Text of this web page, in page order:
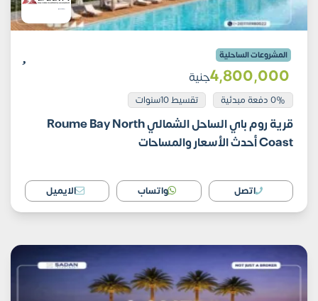
المشروعات الساحلية
4٬800٬000جنية
0% دفعة مبدئية تقسيط 10سنوات
قرية روم باي الساحل الشمالي Roume Bay North
Coast أحدث الأسعار والمساحات
اتصل واتساب الايميل